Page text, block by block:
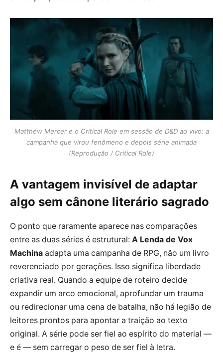
Matthew Mercer e o Critical Role em sessão de D&D ao vivo: a
campanha que virou fenômeno e depois série animada
(Reprodução / Critical Role)
A vantagem invisível de adaptar
algo sem cânone literário sagrado
O ponto que raramente aparece nas comparações
entre as duas séries é estrutural: A Lenda de Vox
Machina adapta uma campanha de RPG, não um livro
reverenciado por gerações. Isso significa liberdade
criativa real. Quando a equipe de roteiro decide
expandir um arco emocional, aprofundar um trauma
ou redirecionar uma cena de batalha, não há legião de
leitores prontos para apontar a traição ao texto
original. A série pode ser fiel ao espírito do material —
e é — sem carregar o peso de ser fiel à letra.